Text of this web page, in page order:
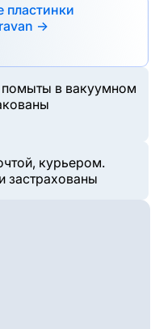
пластинки
→
помыты в вакуумном
курьером.
застрахованы